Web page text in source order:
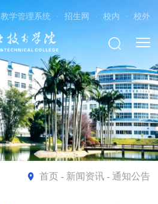
教学管理系统 · 招生网 · 校内 · 校外
首页- 新闻资讯 - 通知公告